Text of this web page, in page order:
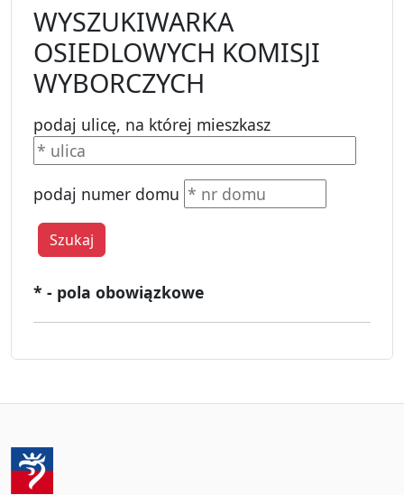
WYSZUKIWARKA
OSIEDLOWYCH KOMISJI
WYBORCZYCH
podaj ulicę, na której mieszkasz
podaj numer domu
Szukaj
* - pola obowiązkowe